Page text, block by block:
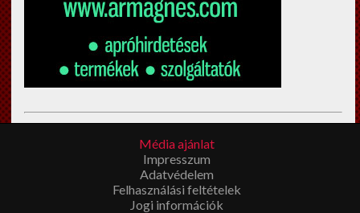
Esküvői filmkészítés Budapesten? Megíbzható,
esküvői videóst keres? Látogasson el a fenti
Média ajánlat
Impresszum
Adatvédelem
Felhasználási feltételek
Jogi információk